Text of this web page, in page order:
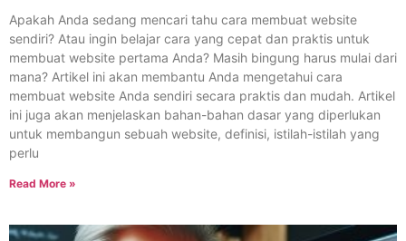
Apakah Anda sedang mencari tahu cara membuat website
sendiri? Atau ingin belajar cara yang cepat dan praktis untuk
membuat website pertama Anda? Masih bingung harus mulai dari
mana? Artikel ini akan membantu Anda mengetahui cara
membuat website Anda sendiri secara praktis dan mudah. Artikel
ini juga akan menjelaskan bahan-bahan dasar yang diperlukan
untuk membangun sebuah website, definisi, istilah-istilah yang
perlu
Read More »